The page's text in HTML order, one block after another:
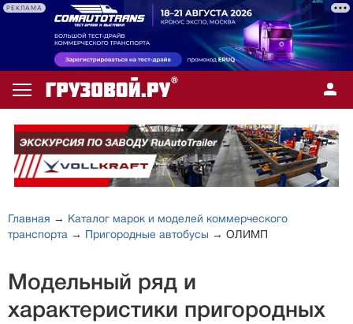
РЕКЛАМА
Главная → Каталог марок и моделей коммерческого
транспорта → Пригородные автобусы → ОЛИМП
Модельный ряд и
характеристики пригородных